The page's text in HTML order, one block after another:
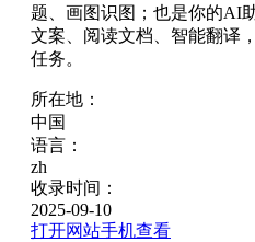
题、画图识图；也是你的AI
文案、阅读文档、智能翻译
任务。
所在地：
中国
语言：
zh
收录时间：
2025-09-10
打开网站手机查看